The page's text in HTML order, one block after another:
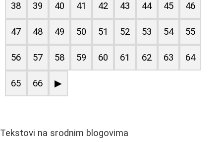
38 39 40 41 42 43 44 45 46
47 48 49 50 51 52 53 54 55
56 57 58 59 60 61 62 63 64
65 66 ▶
Tekstovi na srodnim blogovima